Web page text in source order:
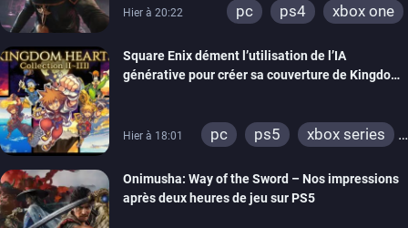
Hier à 20:22 pc ps4 xbox one
Square Enix dément l’utilisation de l’IA
générative pour créer sa couverture de Kingdom
Hier à 18:01 pc ps5
xbox series
Onimusha: Way of the Sword – Nos impressions
après deux heures de jeu sur PS5